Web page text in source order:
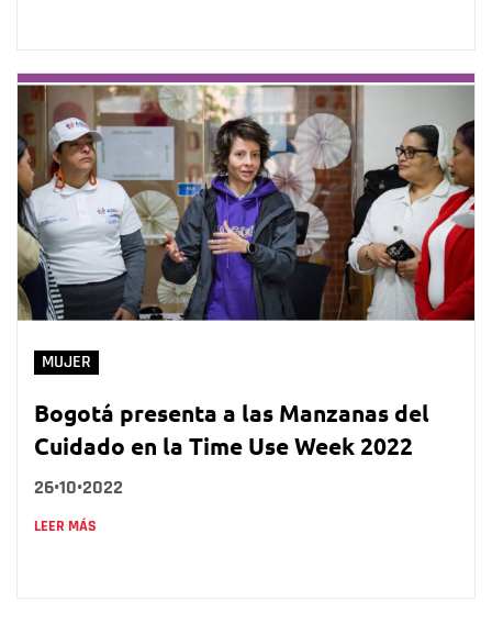
MUJER
Bogotá presenta a las Manzanas del
Cuidado en la Time Use Week 2022
26•10•2022
LEER MÁS